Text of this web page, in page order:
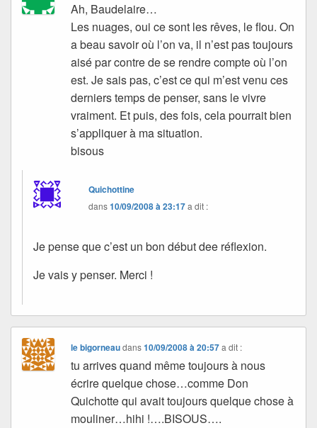
Ah, Baudelaire…
Les nuages, oui ce sont les rêves, le flou. On
a beau savoir où l’on va, il n’est pas toujours
aisé par contre de se rendre compte où l’on
est. Je sais pas, c’est ce qui m’est venu ces
derniers temps de penser, sans le vivre
vraiment. Et puis, des fois, cela pourrait bien
s’appliquer à ma situation.
bisous
Quichottine
dans10/09/2008 à 23:17a dit :
Je pense que c’est un bon début dee réflexion.
Je vais y penser. Merci !
le bigorneaudans10/09/2008 à 20:57 a dit :
tu arrives quand même toujours à nous
écrire quelque chose…comme Don
Quichotte qui avait toujours quelque chose à
mouliner…hihi !….BISOUS….